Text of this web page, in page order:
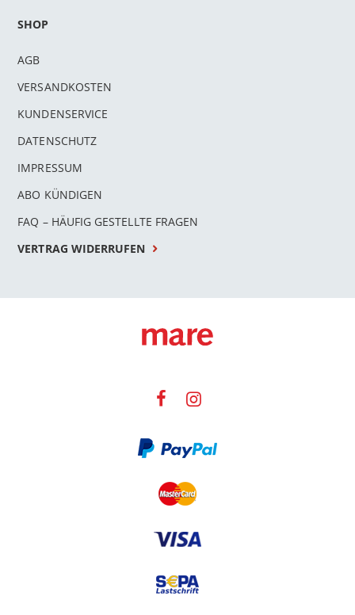
SHOP
AGB
VERSANDKOSTEN
KUNDENSERVICE
DATENSCHUTZ
IMPRESSUM
ABO KÜNDIGEN
FAQ – HÄUFIG GESTELLTE FRAGEN
VERTRAG WIDERRUFEN